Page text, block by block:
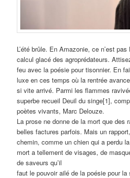
L’été brûle. En Amazonie, ce n’est
calcul glacé des agroprédateurs.
feu avec la poésie pour tisonnier. En
luxe en ces temps où la rentrée
si vite arrivé. Parmi les flammes
superbe recueil Deuil du singe[1],
poètes vivants, Marc Delouze.
La prose ne donne de la mort que des
belles factures parfois. Mais un
chemin, comme un chien qui a perdu
mort a tellement de visages, de
de saveurs qu’il
faut le pouvoir ailé de la poésie pour la